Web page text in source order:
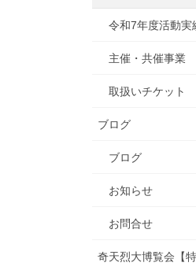
令和7年度活動実
主催・共催事業
取扱いチケット
ブログ
ブログ
お知らせ
お問合せ
奇天烈大博覧会【特